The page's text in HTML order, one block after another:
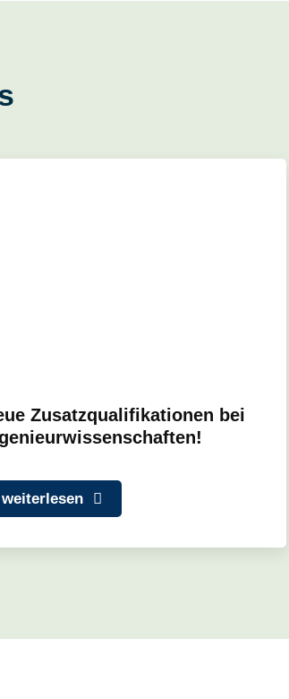
Zusatzqualifikationen bei
weiterlesen